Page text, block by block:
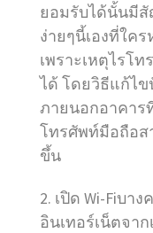
ยอมรับได้นั้นมี
ง่ายๆนี้เองที่ใค
เพราะเหตุไรโ
ได้ โดยวิธีแก้ไ
ภายนอกอาคาร
โทรศัพท์มือถือ
ขึ้น
2. เปิด Wi-Fiบา
อินเทอร์เน็ตจา